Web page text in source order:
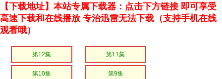
【下载地址】本站专属下载器：点击下方链接 即可享受
高速下载和在线播放 专治迅雷无法下载（支持手机在线
观看哦）
第12集 第11集
第10集 第9集